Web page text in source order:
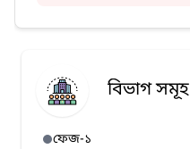
বিভাগ সমূহ
ফেজ-১